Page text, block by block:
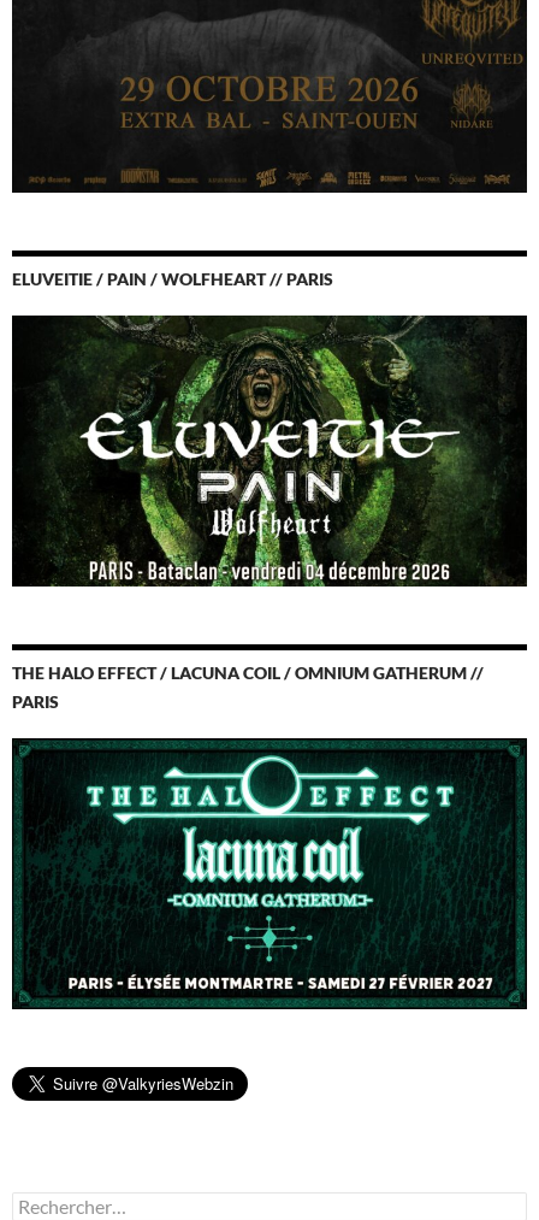
ELUVEITIE / PAIN / WOLFHEART // PARIS
THE HALO EFFECT / LACUNA COIL / OMNIUM GATHERUM //
PARIS
Rechercher :